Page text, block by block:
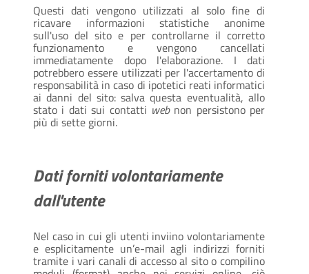
Questi dati vengono utilizzati al solo fine di
ricavare informazioni statistiche anonime
sull'uso del sito e per controllarne il corretto
funzionamento e vengono cancellati
immediatamente dopo l'elaborazione. I dati
potrebbero essere utilizzati per l'accertamento di
responsabilità in caso di ipotetici reati informatici
ai danni del sito: salva questa eventualità, allo
stato i dati sui contatti web non persistono per
più di sette giorni.
Dati forniti volontariamente
dall'utente
Nel caso in cui gli utenti inviino volontariamente
e esplicitamente un’e-mail agli indirizzi forniti
tramite i vari canali di accesso al sito o compilino